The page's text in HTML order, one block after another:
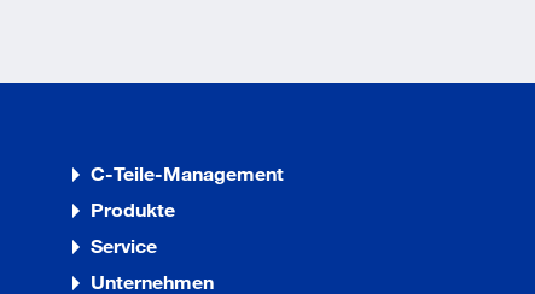
C-Teile-Management
Produkte
Service
Unternehmen